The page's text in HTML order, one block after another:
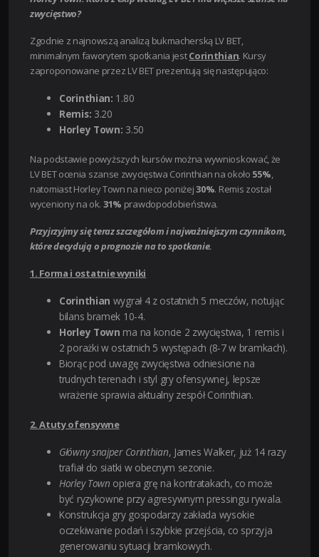
zwycięstwo?
Zgodnie z najnowszą analizą bukmacherską LV BET,
minimalnym faworytem spotkania jestCorinthian. Kursy
zaproponowane przez LV BET prezentują się następująco:
Corinthian: 1.80
Remis: 3.20
Horley Town: 3.50
Na podstawie powyższych kursów można wywnioskować, że
LV BET ocenia szanse zwycięstwa Corinthian na około 55%,
natomiast Horley Town na nieco poniżej30%. Remis został
wyceniony na ok. 31% prawdopodobieństwa.
Przyjrzyjmy się teraz szczegółom i najważniejszym czynnikom,
które decydują o prognozie na to spotkanie.
1. Forma i ostatnie wyniki
Corinthian wygrał 4 z ostatnich 5 meczów, notując
bilans bramek 10-4.
Horley Town ma na koncie 2 zwycięstwa, 1 remis i
2 porażki w ostatnich 5 występach (8-7 w bramkach).
Biorąc pod uwagę zwycięstwa odniesione na
trudnych terenach i styl gry ofensywnej, lepsze
wrażenie sprawia aktualny zespół Corinthian.
2. Atuty ofensywne
Główny snajper Corinthian, James Walker, już 14 razy
trafiał do siatki w obecnym sezonie.
Horley Town opiera grę na kontratakach, co może
być ryzykowne przy agresywnym pressingu rywala.
Konstrukcja gry gospodarzy zakłada wysokie
oczekiwanie podań i szybkie przejścia, co sprzyja
generowaniu sytuacji bramkowych.